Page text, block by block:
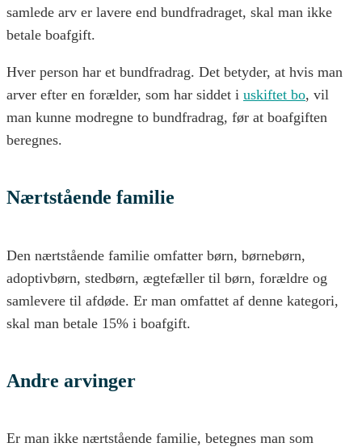
samlede arv er lavere end bundfradraget, skal man ikke
betale boafgift.
Hver person har et bundfradrag. Det betyder, at hvis man
arver efter en forælder, som har siddet i uskiftet bo, vil
man kunne modregne to bundfradrag, før at boafgiften
beregnes.
Nærtstående familie
Den nærtstående familie omfatter børn, børnebørn,
adoptivbørn, stedbørn, ægtefæller til børn, forældre og
samlevere til afdøde. Er man omfattet af denne kategori,
skal man betale 15% i boafgift.
Andre arvinger
Er man ikke nærtstående familie, betegnes man som